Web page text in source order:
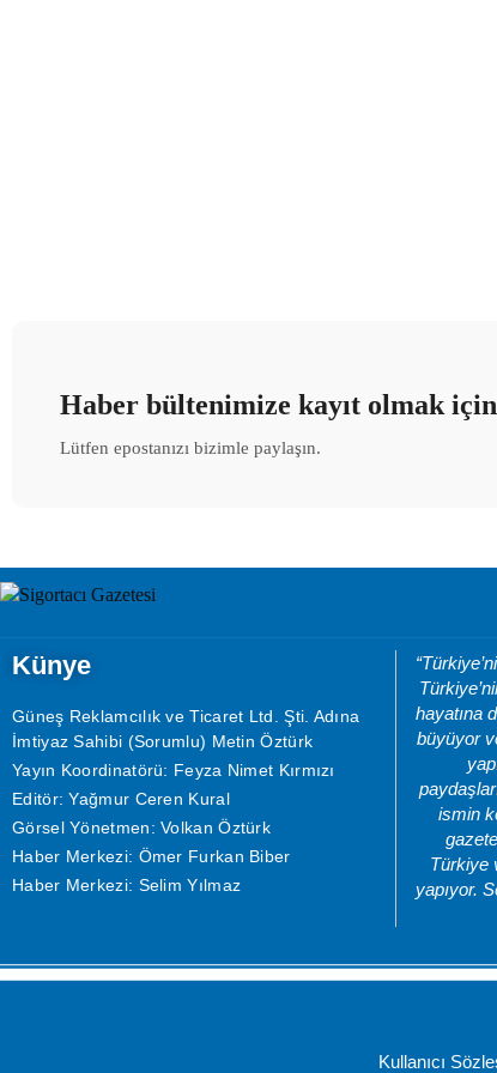
Haber bültenimize kayıt olmak için
Lütfen epostanızı bizimle paylaşın.
Künye
Güneş Reklamcılık ve Ticaret Ltd. Şti. Adına
İmtiyaz Sahibi (Sorumlu) Metin Öztürk
Yayın Koordinatörü: Feyza Nimet Kırmızı
Editör: Yağmur Ceren Kural
Görsel Yönetmen: Volkan Öztürk
Haber Merkezi: Ömer Furkan Biber
Haber Merkezi: Selim Yılmaz
hayatına
büyüyor
ismin
Türkiye
yapıyor.
Kullanıcı